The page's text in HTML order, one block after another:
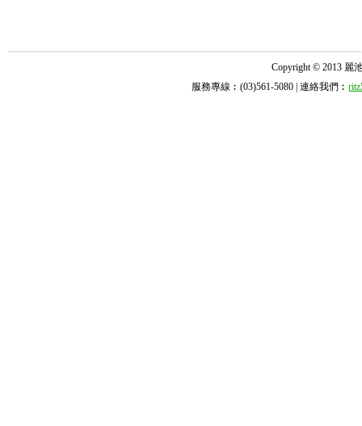
Copyright © 2013 麗
服務專線︰(03)561-5080 | 連絡我們︰